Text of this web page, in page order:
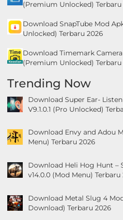
(Premium Unlocked) Terbaru
Download SnapTube Mod
Unlocked) Terbaru 2026
Download Timemark Camera
(Premium Unlocked) Terbaru
Trending Now
Download Super Ear-
V9.1.0.1 (Pro Unlocked)
Download Envy and Adou
Menu) Terbaru 2026
Download Heli Hog Hunt –
v14.0.0 (Mod Menu) Terbaru
Download Metal Slug 4
Download) Terbaru 2026